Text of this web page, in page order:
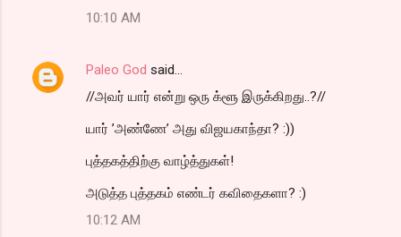
10:10 AM
Paleo God said…
//அவர் யார் என்று ஒரு க்ளூ இருக்கிறது..?//
யார் ’அண்ணே’ அது விஜயகாந்தா? :))
புத்தகத்திற்கு வாழ்த்துகள்!
அடுத்த புத்தகம் எண்டர் கவிதைகளா? :)
10:12 AM